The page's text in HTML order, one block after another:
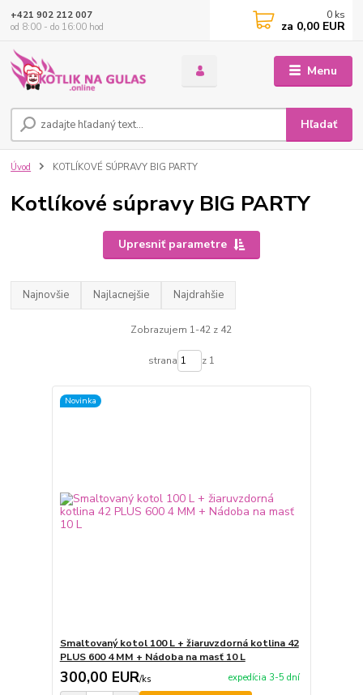
Menu
Hľadať
+421 902 212 007
od 8:00 - do 16:00 hod
0 ks
za 0,00 EUR
Úvod KOTLÍKOVÉ SÚPRAVY BIG PARTY
Kotlíkové súpravy BIG PARTY
Upresniť parametre
Najnovšie Najlacnejšie Najdrahšie
Zobrazujem 1-42 z 42
strana z 1
Novinka
Smaltovaný kotol 100 L + žiaruvzdorná kotlina 42
PLUS 600 4 MM + Nádoba na masť 10 L
300,00 EUR/ks expedícia 3-5 dní